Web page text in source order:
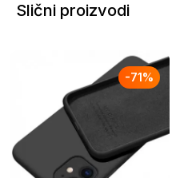
Slični proizvodi
-71%